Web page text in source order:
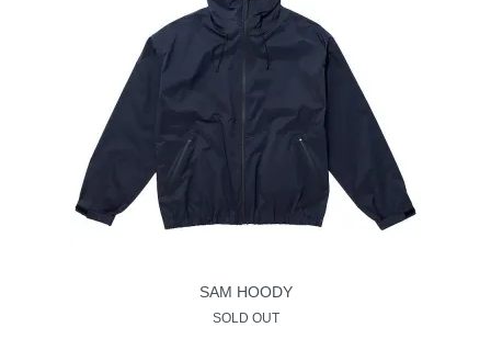
SAM HOODY
SOLD OUT